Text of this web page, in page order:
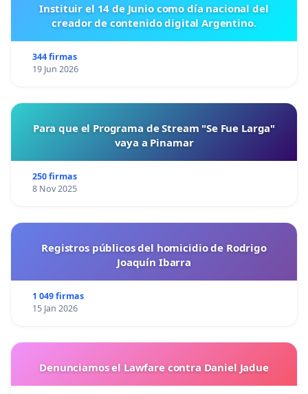
Instituir el 14 de Junio como día nacional del
creador de contenido digital Argentino.
344 firmas
19 Jun 2026
Para que el Programa de Stream "Se Fue Larga"
vaya a Pinamar
250 firmas
8 Nov 2025
Registros públicos del homicidio de Rodrigo
Joaquín Ibarra
1 049 firmas
15 Jan 2026
Denunciamos el Lawfare contra Daniel Jadue